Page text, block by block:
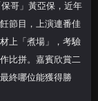
哥」黃亞保，近年
節目，上演連番佳
上「煮場」，考驗
比拼。嘉賓欣賞二
終哪位能獲得勝